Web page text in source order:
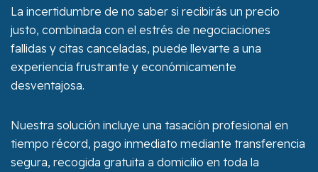
La incertidumbre de no saber si recibirás un precio
justo, combinada con el estrés de negociaciones
fallidas y citas canceladas, puede llevarte a una
experiencia frustrante y económicamente
desventajosa.
Nuestra solución incluye una tasación profesional en
tiempo récord, pago inmediato mediante transferencia
segura, recogida gratuita a domicilio en toda la